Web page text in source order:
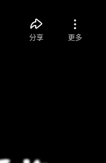
分享 更多